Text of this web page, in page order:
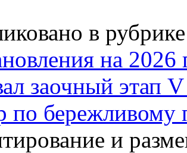
в
на 2026
заочный этап
по бережливому
и